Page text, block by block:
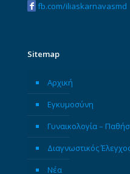
fb.com/iliaskarnavasmd
Sitemap
Αρχική
Εγκυμοσύνη
Γυναικολογία –
Διαγνωστικός
Νέα